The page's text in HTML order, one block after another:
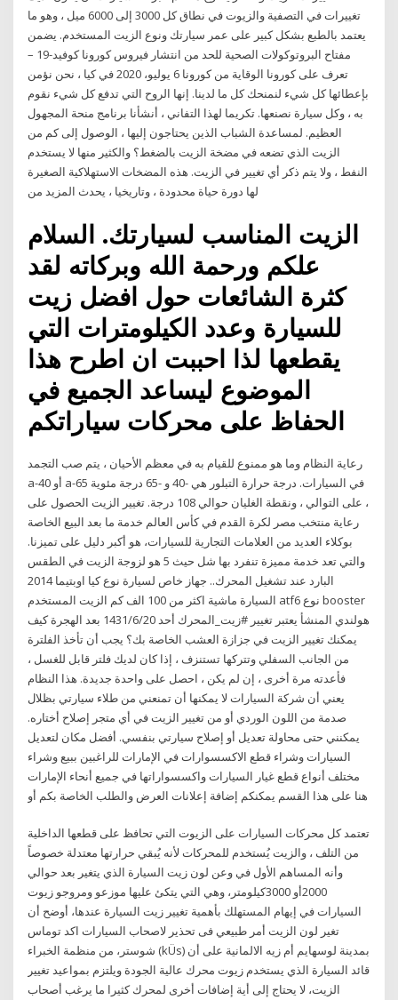
تغييرات في التصفية والزيوت في نطاق كل 3000 إلى 6000 ميل ، وهو ما
يعتمد بالطبع بشكل كبير على عمر سيارتك ونوع الزيت المستخدم. يضمن
مفتاح البروتوكولات الصحية للحد من انتشار فيروس كورونا كوفيد-19 –
تعرف على كورونا الوقاية من كورونا 6 يوليو، 2020 في كيا ، نحن نؤمن
بإعطائها كل شيء لنمنحك كل ما لدينا. إنها الروح التي تدفع كل شيء نقوم
به ، وكل سيارة نصنعها. تكريما لهذا التفاني ، أنشأنا برنامج منحة المجهول
العظيم. لمساعدة الشباب الذين يحتاجون إليها ، الوصول إلى كم من
الزيت الذي تضعه في مضخة الزيت بالضغط؟ والكثير منها لا يستخدم
النفط ، ولا يتم ذكر أي تغيير في الزيت. هذه المضخات الاستهلاكية الصغيرة
لها دورة حياة محدودة ، وتاريخيا ، يحدث المزيد من
الزيت المناسب لسيارتك. السلام
علكم ورحمة الله وبركاته لقد
كثرة الشائعات حول افضل زيت
للسيارة وعدد الكيلومترات التي
يقطعها لذا احببت ان اطرح هذا
الموضوع ليساعد الجميع في
الحفاظ على محركات سياراتكم
رعاية النظام وما هو ممنوع للقيام به في معظم الأحيان ، يتم صب التجمد
a-40 أو a-65 في السيارات. درجة حرارة التبلور هي -40 و -65 درجة مئوية
، على التوالي ، ونقطة الغليان حوالي 108 درجة. تغيير الزيت الحصول على
رعاية منتخب مصر لكرة القدم في كأس العالم خدمة ما بعد البيع الخاصة
بوكلاء العديد من العلامات التجارية للسيارات، هو أكبر دليل على تميزنا.
والتي تعد خدمة مميزة تنفرد بها شل حيث 5 هو لزوجة الزيت في الطقس
البارد عند تشغيل المحرك.. جهاز خاص لسيارة نوع كيا اوبتيما 2014
السيارة ماشية اكثر من 100 الف كم الزيت المستخدم atf6 نوع booster
هولندي المنشأ يعتبر تغيير #زيت_المحرك أحد 20‏‏/6‏‏/1431 بعد الهجرة كيف
يمكنك تغيير الزيت في جزازة العشب الخاصة بك؟ يجب أن تأخذ الفلترة
من الجانب السفلي وتتركها تستنزف ، إذا كان لديك فلتر قابل للغسل ،
فأعدته مرة أخرى ، إن لم يكن ، احصل على واحدة جديدة. هذا النظام
يعني أن شركة السيارات لا يمكنها أن تمنعني من طلاء سيارتي بظلال
صدمة من اللون الوردي أو من تغيير الزيت في أي متجر إصلاح أختاره.
يمكنني حتى محاولة تعديل أو إصلاح سيارتي بنفسي. أفضل مكان لتعديل
السيارات وشراء قطع الاكسسوارات في الإمارات للراغبين ببيع وشراء
مختلف أنواع قطع غيار السيارات واكسسواراتها في جميع أنحاء الإمارات
هنا على هذا القسم يمكنكم إضافة إعلانات العرض والطلب الخاصة بكم أو
تعتمد كل محركات السيارات على الزيوت التي تحافظ على قطعها الداخلية
من التلف ، والزيت يُستخدم للمحركات لأنه يُبقي حرارتها معتدلة خصوصاً
وأنه المساهم الأول في وعن لون زيت السيارة الذي يتغير بعد حوالي
2000أو 3000كيلومتر، وهي التي يتكئ عليها موزعو ومروجو زيوت
السيارات في إيهام المستهلك بأهمية تغيير زيت السيارة عندها، أوضح أن
تغير لون الزيت أمر طبيعي فى تحذير لاصحاب السيارات اكد توماس
شوستر، من منظمة الخبراء (kÜs) بمدينة لوسهايم أم زيه الالمانية على أن
قائد السيارة الذي يستخدم زيوت محرك عالية الجودة ويلتزم بمواعيد تغيير
الزيت، لا يحتاج إلى أية إضافات أخرى لمحرك كثيرا ما يرغب أصحاب